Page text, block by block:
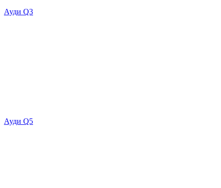
Ауди Q3
Ауди Q5